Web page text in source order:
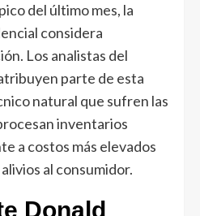
del último mes, la
considera
Los analistas del
parte de esta
natural que sufren las
inventarios
a costos más elevados
al consumidor.
Donald